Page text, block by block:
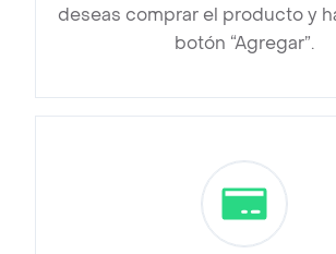
deseas comprar el producto y
botón “Agregar”.